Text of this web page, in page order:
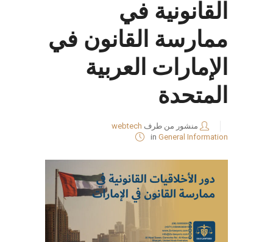
القانونية في
ممارسة القانون في
الإمارات العربية
المتحدة
منشور من طرف webtech
in General Information